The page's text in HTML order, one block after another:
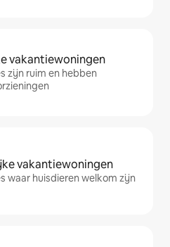
vakantiewoningen
zijn ruim en hebben
vakantiewoningen
waar huisdieren welkom zijn